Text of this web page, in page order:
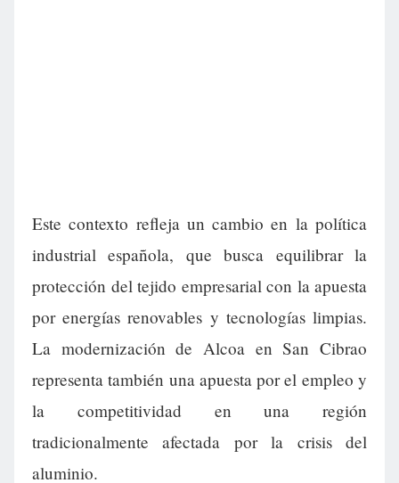
Este contexto refleja un cambio en la política
industrial española, que busca equilibrar la
protección del tejido empresarial con la apuesta
por energías renovables y tecnologías limpias.
La modernización de Alcoa en San Cibrao
representa también una apuesta por el empleo y
la competitividad en una región
tradicionalmente afectada por la crisis del
aluminio.